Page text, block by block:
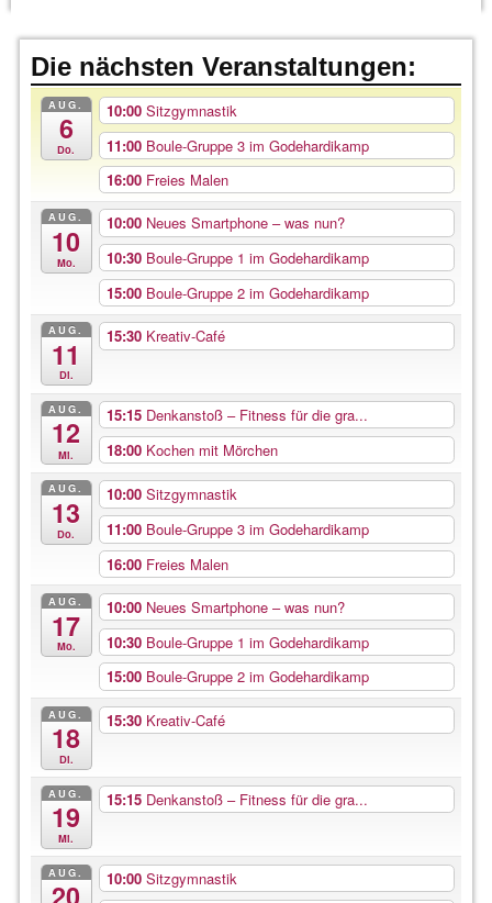
Die nächsten Veranstaltungen:
AUG.
6
Do.
10:00 Sitzgymnastik
11:00 Boule-Gruppe 3 im Godehardikamp
16:00 Freies Malen
AUG.
10
Mo.
10:00 Neues Smartphone – was nun?
10:30 Boule-Gruppe 1 im Godehardikamp
15:00 Boule-Gruppe 2 im Godehardikamp
AUG.
11
Di.
15:30 Kreativ-Café
AUG.
12
Mi.
15:15 Denkanstoß – Fitness für die gra...
18:00 Kochen mit Mörchen
AUG.
13
Do.
10:00 Sitzgymnastik
11:00 Boule-Gruppe 3 im Godehardikamp
16:00 Freies Malen
AUG.
17
Mo.
10:00 Neues Smartphone – was nun?
10:30 Boule-Gruppe 1 im Godehardikamp
15:00 Boule-Gruppe 2 im Godehardikamp
AUG.
18
Di.
15:30 Kreativ-Café
AUG.
19
Mi.
15:15 Denkanstoß – Fitness für die gra...
AUG. 10:00 Sitzgymnastik